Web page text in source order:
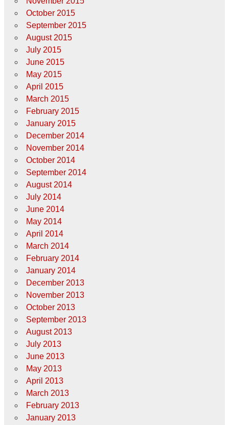
October 2015
September 2015
August 2015
July 2015
June 2015
May 2015
April 2015
March 2015
February 2015
January 2015
December 2014
November 2014
October 2014
September 2014
August 2014
July 2014
June 2014
May 2014
April 2014
March 2014
February 2014
January 2014
December 2013
November 2013
October 2013
September 2013
August 2013
July 2013
June 2013
May 2013
April 2013
March 2013
February 2013
January 2013